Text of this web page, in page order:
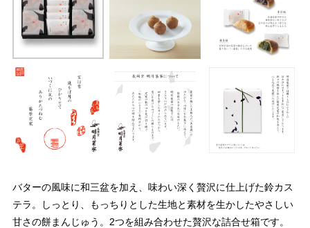
バターの風味に和三盆を加え、味わい深く贅沢に仕上げた鈴カス
テラ。しっとり、もっちりとした生地と素材を生かしたやさしい
甘さの餅まんじゅう。2つを組み合わせた贅沢な詰合せ箱です。